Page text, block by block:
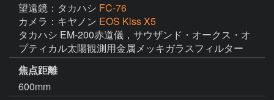
望遠鏡：タカハシ FC-76
カメラ：キヤノン EOS Kiss X5
タカハシ EM-200赤道儀，サウザンド・オークス・オ
プティカル太陽観測用金属メッキガラスフィルター
焦点距離
600mm